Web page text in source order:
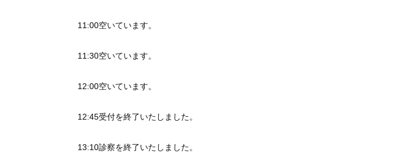
11:00空いています。
11:30空いています。
12:00空いています。
12:45受付を終了いたしました。
13:10診察を終了いたしました。